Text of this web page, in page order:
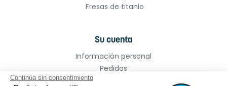
Fresas de titanio
Su cuenta
Información personal
Pedidos
Facturas por abono
Continúa sin consentimiento